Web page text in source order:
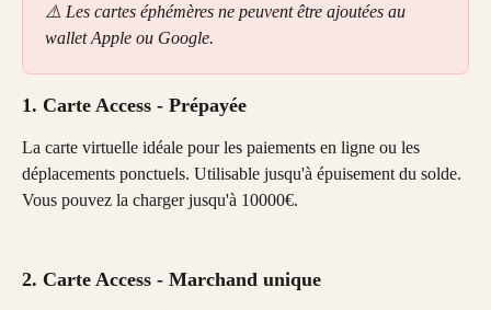
⚠️ Les cartes éphémères ne peuvent être ajoutées au
wallet Apple ou Google.
1. Carte Access - Prépayée
La carte virtuelle idéale pour les paiements en ligne ou les
déplacements ponctuels. Utilisable jusqu'à épuisement du solde.
Vous pouvez la charger jusqu'à 10000€.
2. Carte Access - Marchand unique